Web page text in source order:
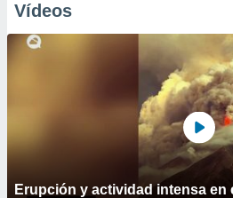
Vídeos
Erupción y actividad intensa en